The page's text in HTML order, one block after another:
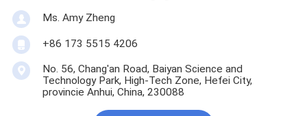
Ms. Amy Zheng
+86 173 5515 4206
No. 56, Chang'an Road, Baiyan Science and
Technology Park, High-Tech Zone, Hefei City,
provincie Anhui, China, 230088